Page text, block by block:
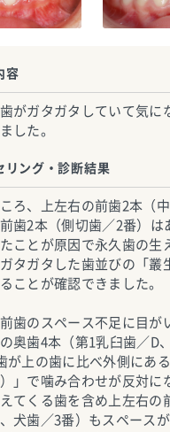
クリニック
容
歯がガタガタしていて気に
した。
リング・診断結果
ろ、上左右の前歯2本（中
歯2本（側切歯／2番）は
ことが原因で永久歯の生
タガタした歯並びの「叢
ことが確認できました。
歯のスペース不足に目が
奥歯4本（第1乳臼歯／D
が上の歯に比べ外側にあ
」で噛み合わせが反対に
てくる歯を含め上左右の
犬歯／3番）もスペース